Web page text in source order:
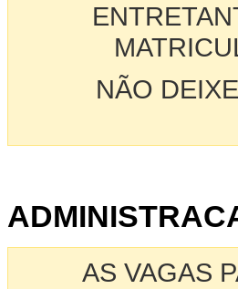
NÃO
AS VAGAS